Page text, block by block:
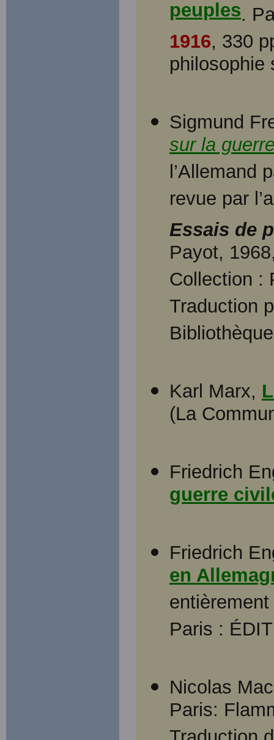
peuples.
1916, 330
philosophie
Sigmund
sur la
l’Allemand
revue par
Essais de
Payot,
Collection :
Traduction
Karl Marx,
(La
Friedrich
guerre
Friedrich
en
Paris :
Nicolas
Paris: